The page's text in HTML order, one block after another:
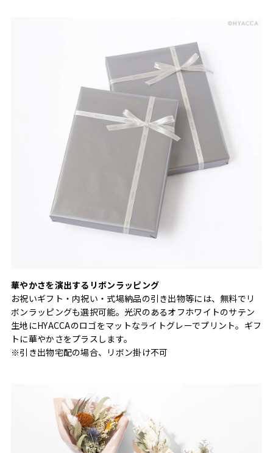
華やかさを演出するリボンラッピング
お祝いギフト・内祝い・式場納品の引き出物等には、無料でリ
ボンラッピングも選択可能。光沢のあるオフホワイトのサテン
生地にHYACCAのロゴをマットなライトグレーでプリント。ギフ
トに華やかさをプラスします。
※引き出物宅配の場合、リボン掛け不可